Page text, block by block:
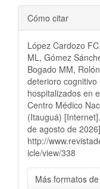
Detalles
del
artículo
Cómo citar
López Cardozo
ML, Gómez
Bogado MM,
deterioro
hospitalizados en
Centro Médico
(Itauguá)
de agosto de
http://
icle/view/338
Más formatos